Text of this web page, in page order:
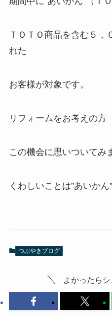
ＴＯＴＯ商品を含む５，
れた
お客様が対象です。
リフォームをお考えの方
この機会に思いついてみ
くわしいことは”あいかん
つぶやきブログ
よかったらシ